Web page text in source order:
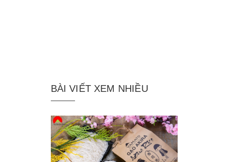
BÀI VIẾT XEM NHIỀU